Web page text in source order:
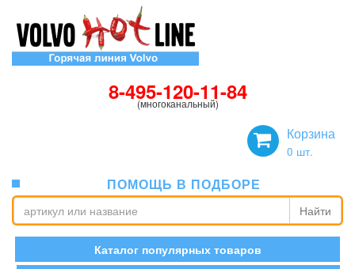
8-495-120-11-84
(многоканальный)
Корзина
0 шт.
ПОМОЩЬ В ПОДБОРЕ
Найти
Каталог популярных товаров